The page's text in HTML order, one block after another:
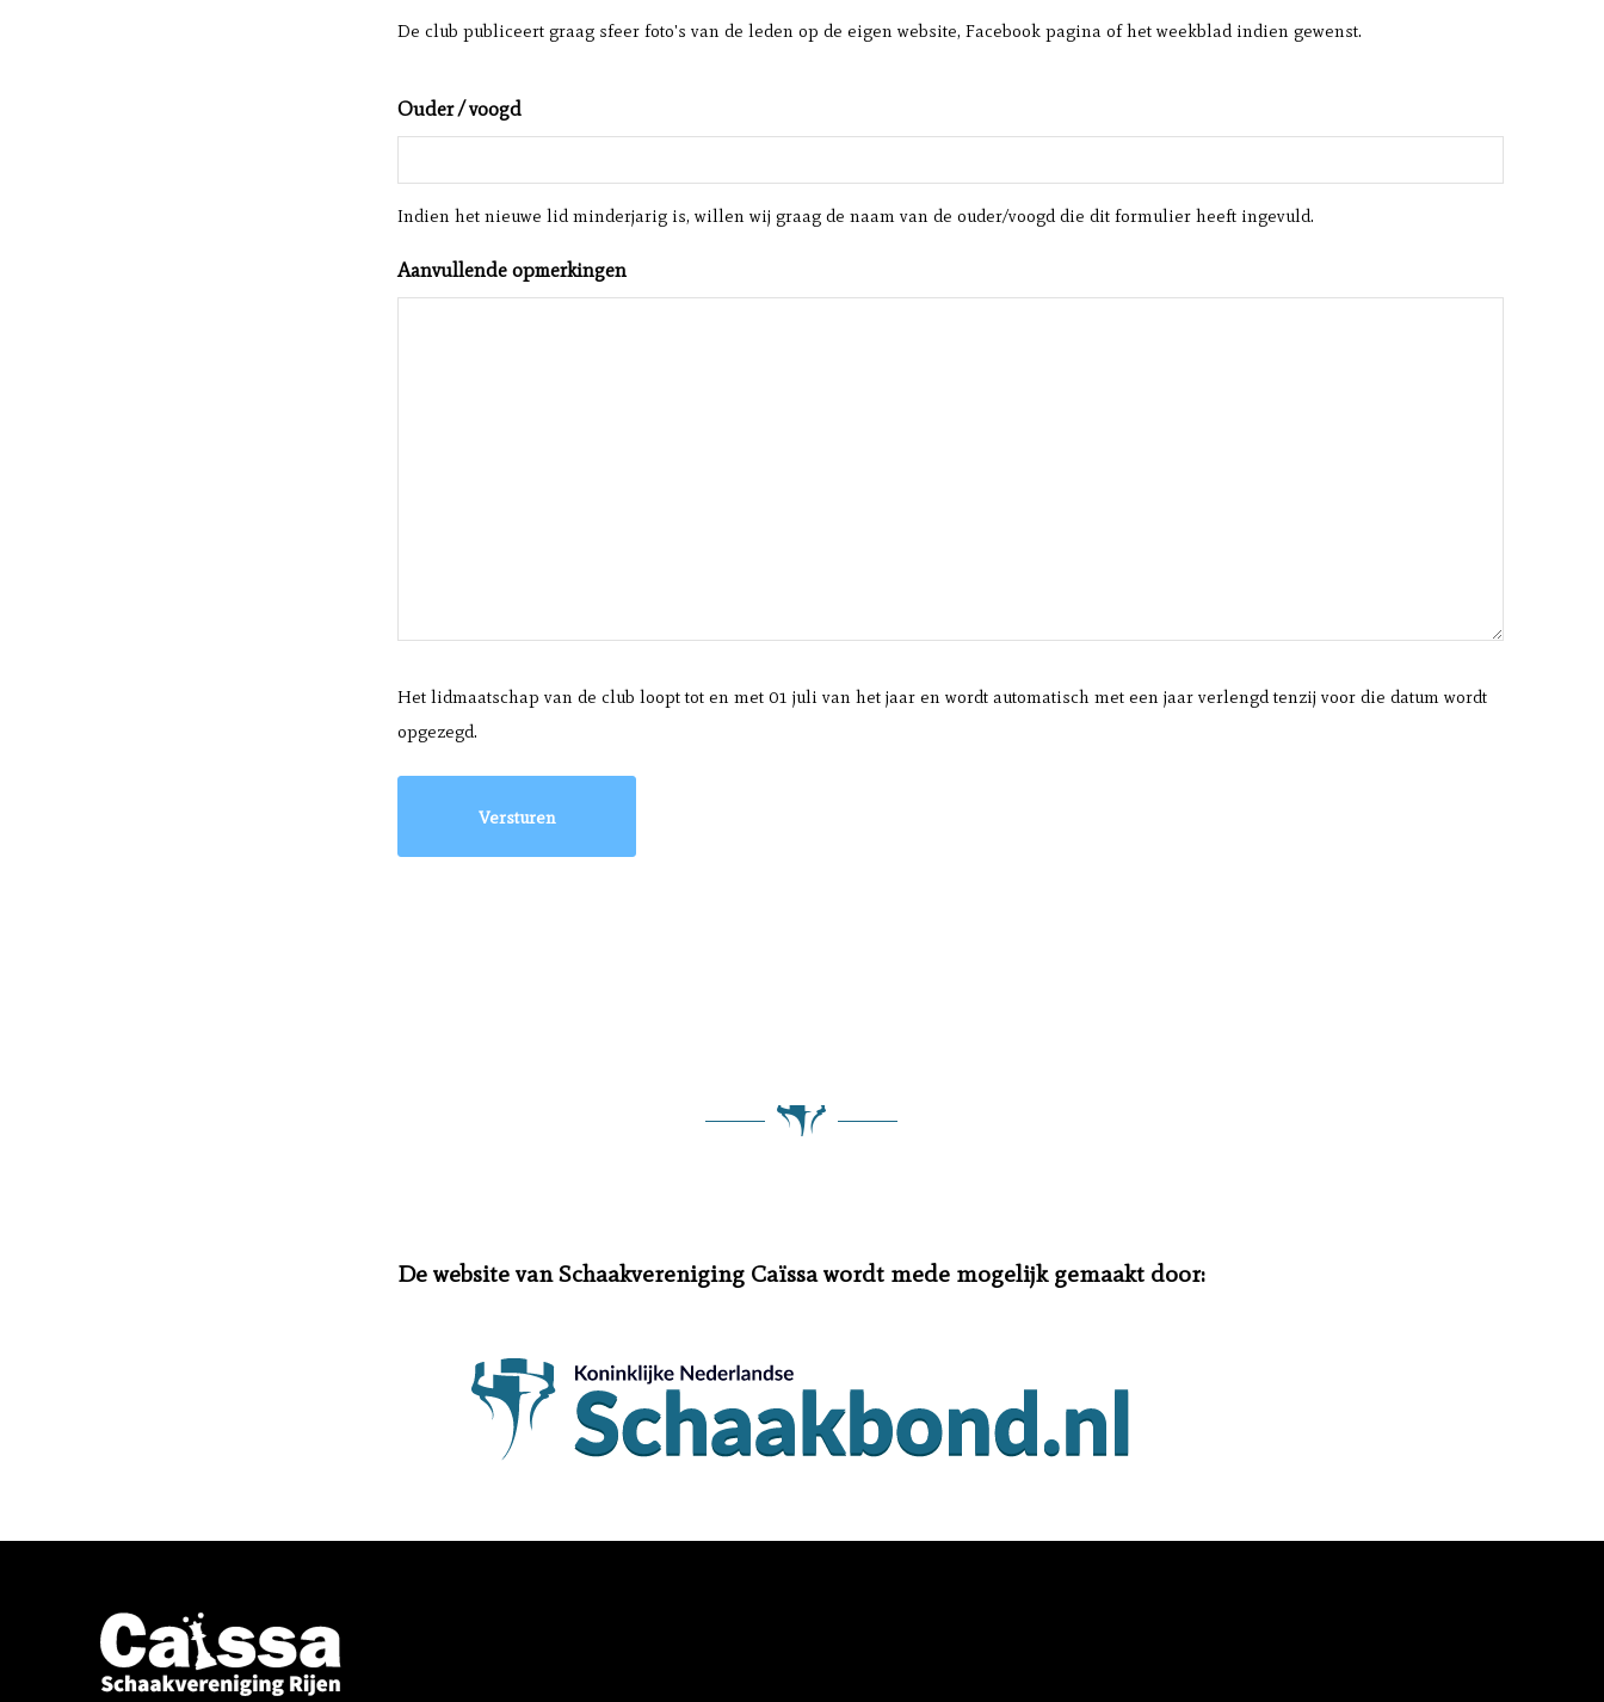
De club publiceert graag sfeer foto's van de leden op de eigen website, Facebook pagina of het weekblad indien gewenst.
Ouder / voogd
Indien het nieuwe lid minderjarig is, willen wij graag de naam van de ouder/voogd die dit formulier heeft ingevuld.
Aanvullende opmerkingen
Het lidmaatschap van de club loopt tot en met 01 juli van het jaar en wordt automatisch met een jaar verlengd tenzij voor die datum wordt
opgezegd.
De website van Schaakvereniging Caïssa wordt mede mogelijk gemaakt door: